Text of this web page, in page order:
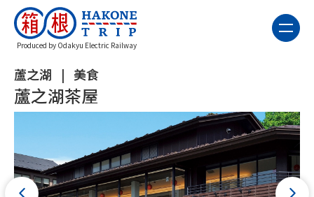
Produced by Odakyu Electric Railway
蘆之湖 美食
蘆之湖茶屋